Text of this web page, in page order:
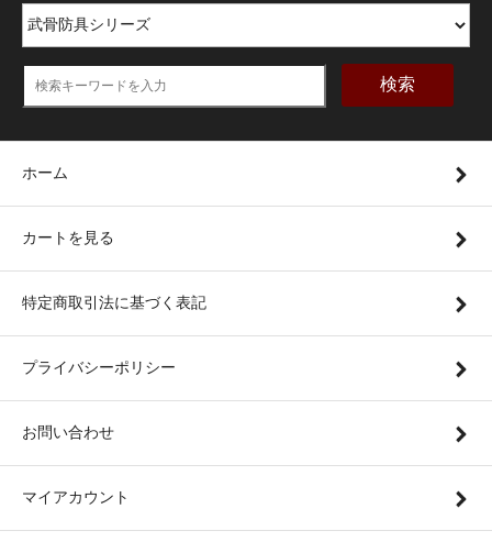
検索
ホーム
カートを見る
特定商取引法に基づく表記
プライバシーポリシー
お問い合わせ
マイアカウント